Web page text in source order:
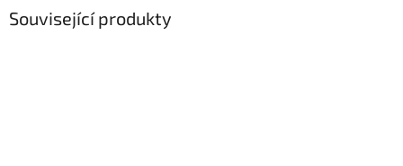
Související produkty